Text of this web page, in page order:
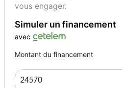
vous engager.
Simuler un financement
avec
Montant du financement